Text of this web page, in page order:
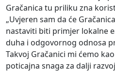
Gračanica tu priliku zna
„Uvjeren sam da će
nastaviti biti primjer lokalne
duha i odgovornog odnosa
Takvoj Gračanici mi ćemo
poticajna snaga za dalji